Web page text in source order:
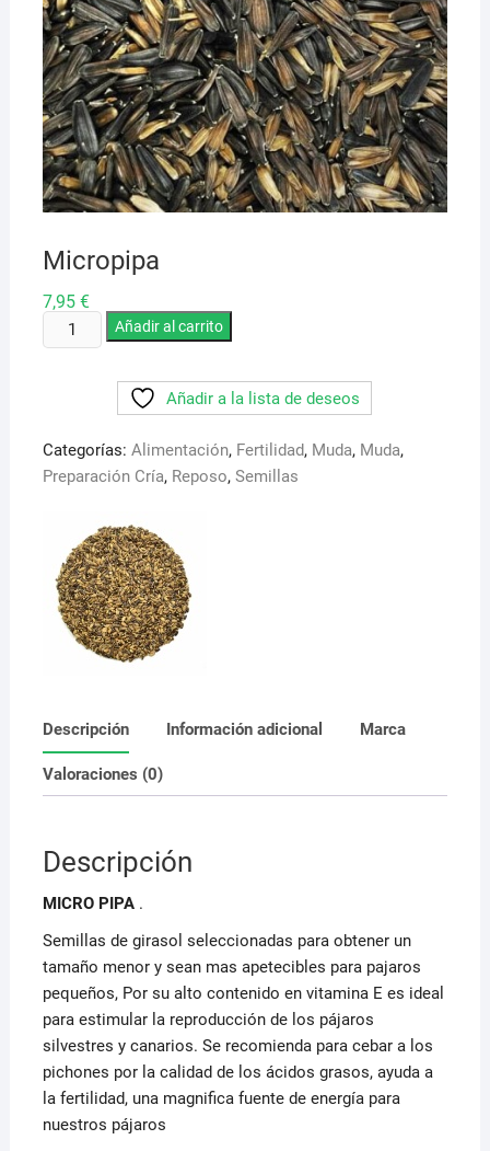
Micropipa
7,95 €
Micropipa
cantidad
Añadir al carrito
Añadir a la lista de deseos
Categorías: Alimentación, Fertilidad, Muda, Muda,
Preparación Cría, Reposo, Semillas
Descripción Información adicional Marca
Valoraciones (0)
Descripción
MICRO PIPA.
Semillas de girasol seleccionadas para obtener un
tamaño menor y sean mas apetecibles para pajaros
pequeños, Por su alto contenido en vitamina E es ideal
para estimular la reproducción de los pájaros
silvestres y canarios. Se recomienda para cebar a los
pichones por la calidad de los ácidos grasos, ayuda a
la fertilidad, una magnifica fuente de energía para
nuestros pájaros